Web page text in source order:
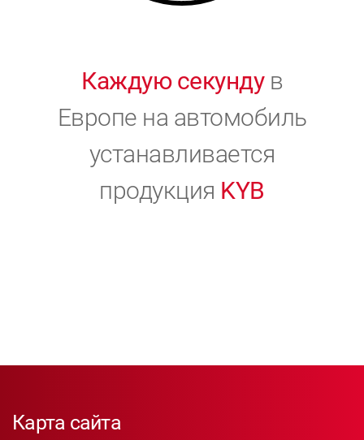
Каждую секундув
Европе на автомобиль
устанавливается
продукция KYB
Карта сайта